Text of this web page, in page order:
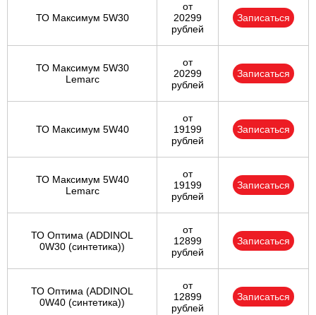
ТО Максимум 5W30
от
20299
рублей
Записаться
ТО Максимум 5W30
Lemarc
от
20299
рублей
Записаться
ТО Максимум 5W40
от
19199
рублей
Записаться
ТО Максимум 5W40
Lemarc
от
19199
рублей
Записаться
ТО Оптима (ADDINOL
0W30 (синтетика))
от
12899
рублей
Записаться
ТО Оптима (ADDINOL
0W40 (синтетика))
от
12899
рублей
Записаться